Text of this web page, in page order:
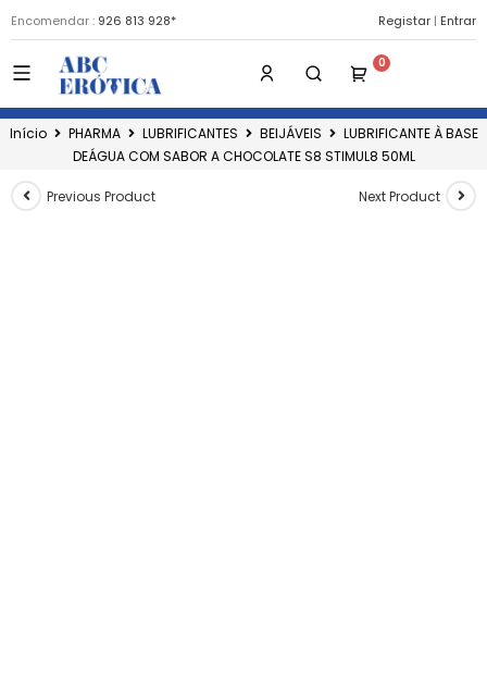
Encomendar : 926 813 928* Registar | Entrar
Início PHARMA LUBRIFICANTES BEIJÁVEIS
LUBRIFICANTE À BASE
DEÁGUA COM SABOR A CHOCOLATE S8 STIMUL8 50ML
Previous Product Next Product